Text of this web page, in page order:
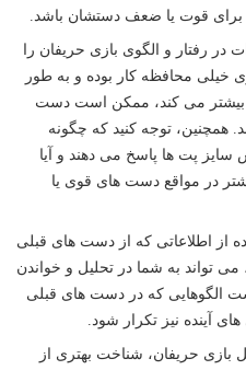
برای قوت یا ضعف دستشان باشد.
در رفتار و الگوی بازی حریفان را
خیلی محافظه کار بوده و به طور
بیشتر می کند، ممکن است دست
همچنین، توجه کنید که چگونه
پت ها پاسخ می دهند و آیا
در مواقع دست های قوی یا
از اطلاعاتی که از دست های قبلی
تواند به شما در تحلیل و خواندن
الگوهایی که در دست های قبلی
آینده نیز تکرار شود.
بازی حریفان، شناخت بهتری از